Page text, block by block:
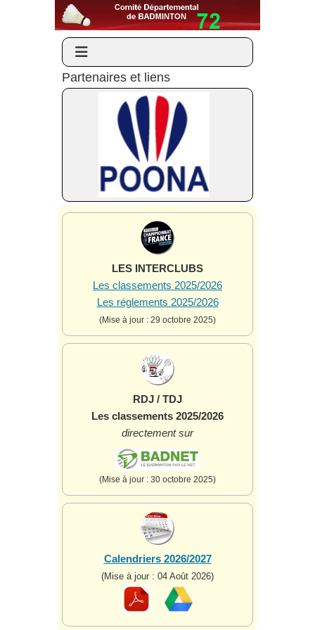
Partenaires et liens
LES INTERCLUBS
Les classements 2025/2026
Les réglements 2025/2026
(Mise à jour : 29 octobre 2025)
RDJ / TDJ
Les classements 2025/2026
directement sur
(Mise à jour : 30 octobre 2025)
Calendriers 2026/2027
(Mise à jour : 04 Août 2026)